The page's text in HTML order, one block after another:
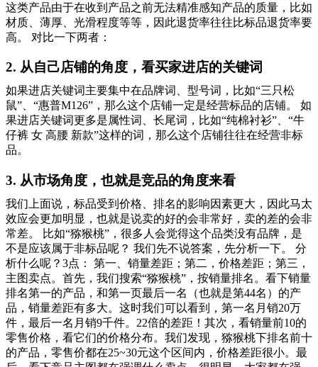
这类产品由于在收到产品之前无法精准感知产品的质量，比如
材质、薄厚、光滑程度等等，因此退货率往往比标品退货率要
高。 对比一下两者：
2. 从自己店铺的角度，看买家进店的关键词
如果进店关键词主要集中在品牌词、型号词，比如“三只松
鼠”、“惠普M126”，那么这个店铺一定是经营标品的店铺。 如
果进店关键词更多是属性词、长尾词，比如“纯棉衬衫”、“牛
仔裤 女 高腰 新款”这样的词，那么这个店铺往往在经营非标
品。
3. 从市场角度，也就是竞品的角度来看
我们上面说，标品受到价格、排名的影响因素更大，因此马太
效应会更加明显，也就是说卖的好的会非常好，卖的差的会非
常差。 比如“猕猴桃”，很多人会觉得这个品类没有品牌，是
不是应该属于非标品呢？ 我们先不说答案，先分析一下。 分
析什么呢？3点： 第一、销量差距；第二，价格差距；第三，
主图卖点。首先，我们搜索“猕猴桃”，按销量排名。看下销量
排名第一的产品，和第一页最后一名（也就是第44名）的产
品，销量差距有多大。这时我们可以看到，第一名月销20万
件，最后一名月销9千件。22倍的差距！其次，看销量前10的
零售价格，看它们的价格分布。我们发现，猕猴桃下排名前十
的产品，零售价都在25~30元这个区间内，价格差距很小。最